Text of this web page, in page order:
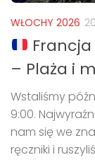
WŁOCHY 2026
Francja
– Plaża i
Wstaliśmy
9:00.
nam się we
ręczniki i